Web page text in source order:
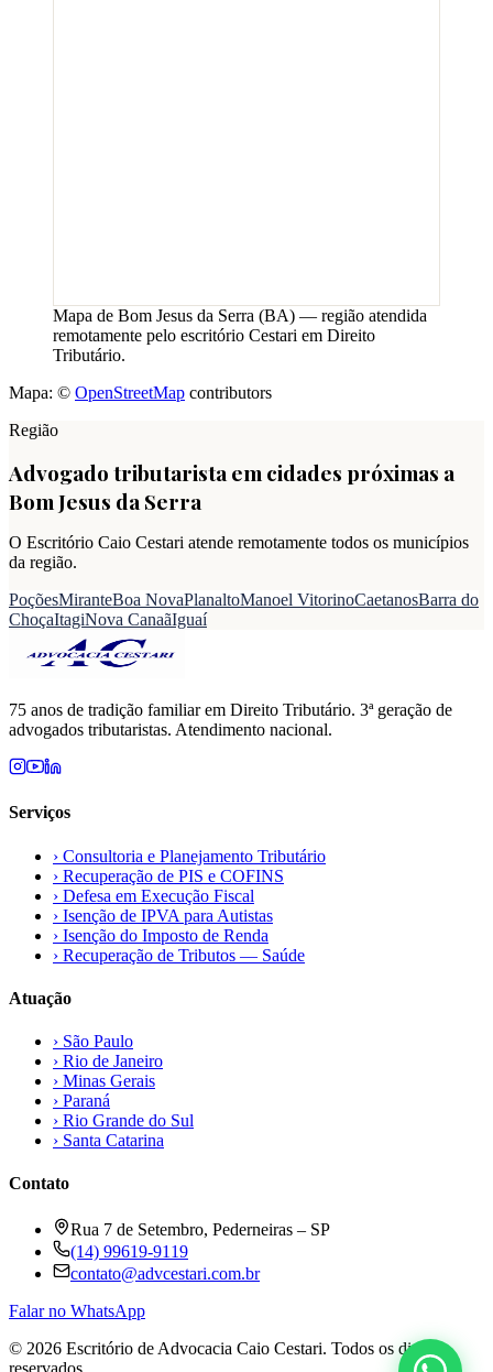
Mapa de Bom Jesus da Serra (BA) — região atendida
remotamente pelo escritório Cestari em Direito
Tributário.
Mapa: © OpenStreetMap contributors
Região
Advogado tributarista em cidades próximas a
Bom Jesus da Serra
O Escritório Caio Cestari atende remotamente todos os municípios
da região.
PoçõesMiranteBoa NovaPlanaltoManoel VitorinoCaetanosBarra do
ChoçaItagiNova CanaãIguaí
75 anos de tradição familiar em Direito Tributário. 3ª geração de
advogados tributaristas. Atendimento nacional.
Serviços
› Consultoria e Planejamento Tributário
› Recuperação de PIS e COFINS
› Defesa em Execução Fiscal
› Isenção de IPVA para Autistas
› Isenção do Imposto de Renda
› Recuperação de Tributos — Saúde
Atuação
› São Paulo
› Rio de Janeiro
› Minas Gerais
› Paraná
› Rio Grande do Sul
› Santa Catarina
Contato
Rua 7 de Setembro, Pederneiras – SP
(14) 99619-9119
contato@advcestari.com.br
Falar no WhatsApp
© 2026 Escritório de Advocacia Caio Cestari. Todos os direitos
reservados.